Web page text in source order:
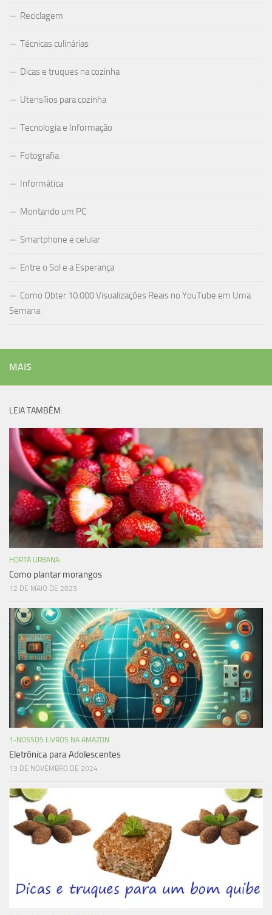
Reciclagem
Técnicas culinárias
Dicas e truques na cozinha
Utensílios para cozinha
Tecnologia e Informação
Fotografia
Informática
Montando um PC
Smartphone e celular
Entre o Sol e a Esperança
Como Obter 10.000 Visualizações Reais no YouTube em Uma
Semana
MAIS
LEIA TAMBÉM:
HORTA URBANA
Como plantar morangos
12 DE MAIO DE 2023
1-NOSSOS LIVROS NA AMAZON
Eletrônica para Adolescentes
13 DE NOVEMBRO DE 2024